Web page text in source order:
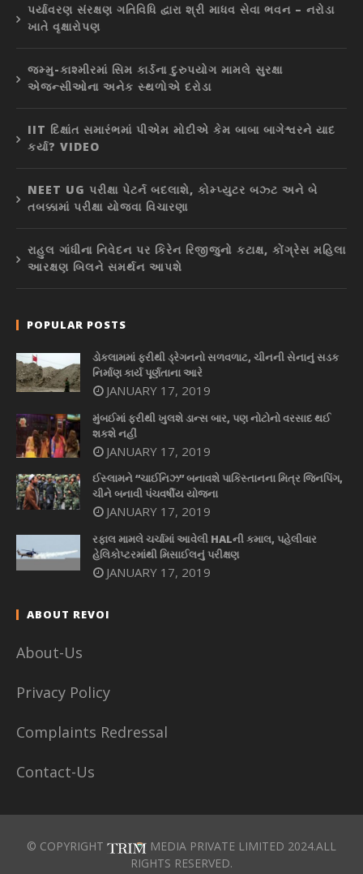
પર્યાવરણ સંરક્ષણ ગતિવિધિ દ્વારા શ્રી માધવ સેવા ભવન – નરોડા
ખાતે વૃક્ષારોપણ
જમ્મુ-કાશ્મીરમાં સિમ કાર્ડના દુરુપયોગ મામલે સુરક્ષા
એજન્સીઓના અનેક સ્થળોએ દરોડા
IIT દિક્ષાંત સમારંભમાં પીએમ મોદીએ કેમ બાબા બાગેશ્વરને યાદ
કર્યા? VIDEO
NEET UG પરીક્ષા પેટર્ન બદલાશે, કોમ્પ્યુટર બઝ્ટ અને બે
તબક્કામાં પરીક્ષા યોજવા વિચારણા
રાહુલ ગાંધીના નિવેદન પર કિરેન રિજીજુનો કટાક્ષ, કોંગ્રેસ મહિલા
આરક્ષણ બિલને સમર્થન આપશે
POPULAR POSTS
ડોકલામમાં ફરીથી ડ્રેગનનો સળવળાટ, ચીનની સેનાનું સડક
નિર્માણ કાર્ય પૂર્ણતાના આરે
JANUARY 17, 2019
મુંબઈમાં ફરીથી ખુલશે ડાન્સ બાર, પણ નોટોનો વરસાદ થઈ
શકશે નહીં
JANUARY 17, 2019
ઈસ્લામને “ચાઈનિઝ” બનાવશે પાકિસ્તાનના મિત્ર જિનપિંગ,
ચીને બનાવી પંચવર્ષીય યોજના
JANUARY 17, 2019
રફાલ મામલે ચર્ચામાં આવેલી HALની કમાલ, પહેલીવાર
હેલિકોપ્ટરમાંથી મિસાઈલનું પરીક્ષણ
JANUARY 17, 2019
ABOUT REVOI
About-Us
Privacy Policy
Complaints Redressal
Contact-Us
© COPYRIGHT
MEDIA PRIVATE LIMITED 2024.ALL
RIGHTS RESERVED.